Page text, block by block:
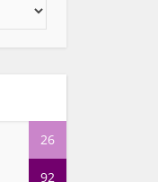
26
92